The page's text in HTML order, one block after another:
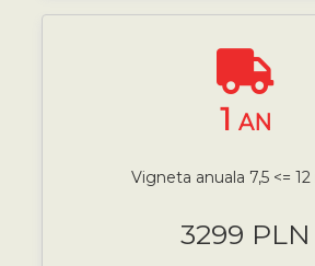
1 AN
Vigneta anuala 7,5 <=
3299 PLN